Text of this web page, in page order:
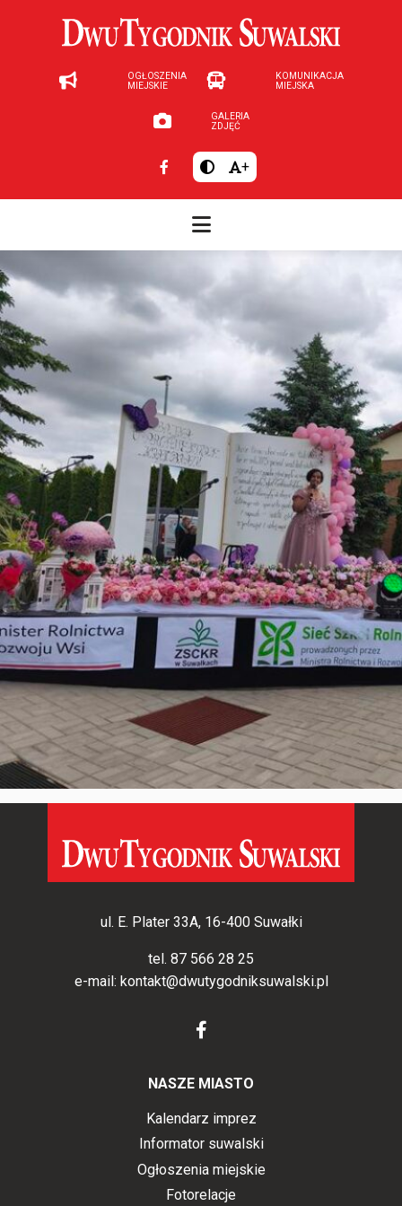
OGŁOSZENIA
MIEJSKIE
KOMUNIKACJA
MIEJSKA
GALERIA
ZDJĘĆ
+
ul. E. Plater 33A, 16-400 Suwałki
tel. 87 566 28 25
e-mail: kontakt@dwutygodniksuwalski.pl
NASZE MIASTO
Kalendarz imprez
Informator suwalski
Ogłoszenia miejskie
Fotorelacje